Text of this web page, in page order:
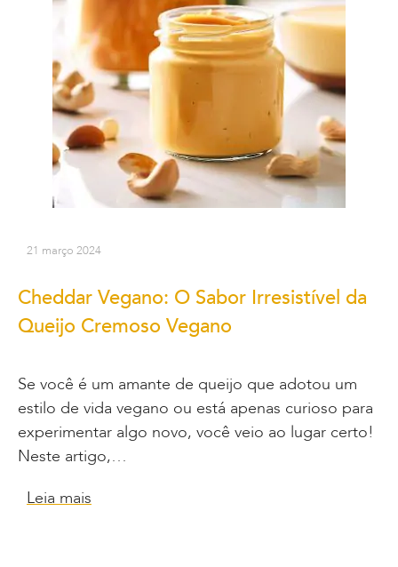
21 março 2024
Cheddar Vegano: O Sabor Irresistível da
Queijo Cremoso Vegano
Se você é um amante de queijo que adotou um
estilo de vida vegano ou está apenas curioso para
experimentar algo novo, você veio ao lugar certo!
Neste artigo,…
Leia mais